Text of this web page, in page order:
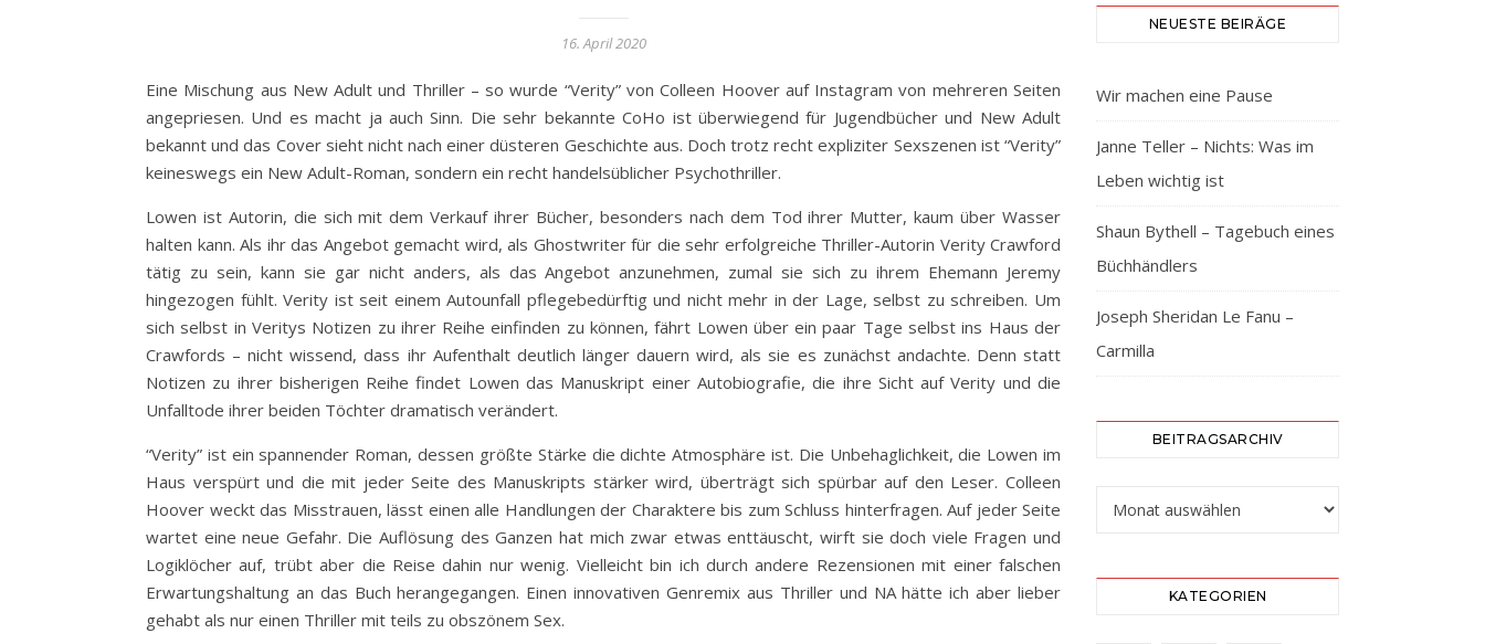
16. April 2020
Eine Mischung aus New Adult und Thriller – so wurde “Verity” von Colleen Hoover auf Instagram von mehreren Seiten
angepriesen. Und es macht ja auch Sinn. Die sehr bekannte CoHo ist überwiegend für Jugendbücher und New Adult
bekannt und das Cover sieht nicht nach einer düsteren Geschichte aus. Doch trotz recht expliziter Sexszenen ist “Verity”
keineswegs ein New Adult-Roman, sondern ein recht handelsüblicher Psychothriller.
Lowen ist Autorin, die sich mit dem Verkauf ihrer Bücher, besonders nach dem Tod ihrer Mutter, kaum über Wasser
halten kann. Als ihr das Angebot gemacht wird, als Ghostwriter für die sehr erfolgreiche Thriller-Autorin Verity Crawford
tätig zu sein, kann sie gar nicht anders, als das Angebot anzunehmen, zumal sie sich zu ihrem Ehemann Jeremy
hingezogen fühlt. Verity ist seit einem Autounfall pflegebedürftig und nicht mehr in der Lage, selbst zu schreiben. Um
sich selbst in Veritys Notizen zu ihrer Reihe einfinden zu können, fährt Lowen über ein paar Tage selbst ins Haus der
Crawfords – nicht wissend, dass ihr Aufenthalt deutlich länger dauern wird, als sie es zunächst andachte. Denn statt
Notizen zu ihrer bisherigen Reihe findet Lowen das Manuskript einer Autobiografie, die ihre Sicht auf Verity und die
Unfalltode ihrer beiden Töchter dramatisch verändert.
“Verity” ist ein spannender Roman, dessen größte Stärke die dichte Atmosphäre ist. Die Unbehaglichkeit, die Lowen im
Haus verspürt und die mit jeder Seite des Manuskripts stärker wird, überträgt sich spürbar auf den Leser. Colleen
Hoover weckt das Misstrauen, lässt einen alle Handlungen der Charaktere bis zum Schluss hinterfragen. Auf jeder Seite
wartet eine neue Gefahr. Die Auflösung des Ganzen hat mich zwar etwas enttäuscht, wirft sie doch viele Fragen und
Logiklöcher auf, trübt aber die Reise dahin nur wenig. Vielleicht bin ich durch andere Rezensionen mit einer falschen
Erwartungshaltung an das Buch herangegangen. Einen innovativen Genremix aus Thriller und NA hätte ich aber lieber
gehabt als nur einen Thriller mit teils zu obszönem Sex.
NEUESTE BEIRÄGE
Wir machen eine Pause
Janne Teller – Nichts: Was im
Leben wichtig ist
Shaun Bythell – Tagebuch eines
Büchhändlers
Joseph Sheridan Le Fanu –
Carmilla
BEITRAGSARCHIV
KATEGORIEN